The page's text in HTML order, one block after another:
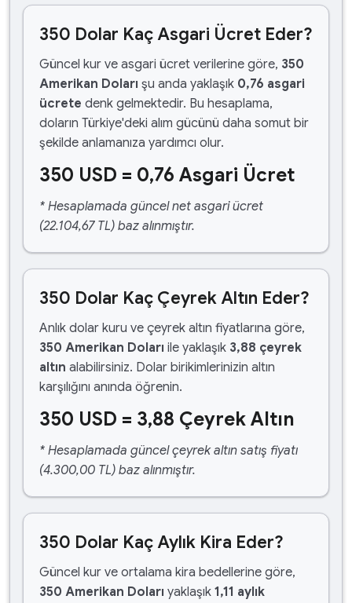
350 Dolar Kaç Asgari Ücret Eder?
Güncel kur ve asgari ücret verilerine göre, 350
Amerikan Doları şu anda yaklaşık 0,76 asgari
ücrete denk gelmektedir. Bu hesaplama,
doların Türkiye'deki alım gücünü daha somut bir
şekilde anlamanıza yardımcı olur.
350 USD = 0,76 Asgari Ücret
* Hesaplamada güncel net asgari ücret
(22.104,67 TL) baz alınmıştır.
350 Dolar Kaç Çeyrek Altın Eder?
Anlık dolar kuru ve çeyrek altın fiyatlarına göre,
350 Amerikan Doları ile yaklaşık 3,88 çeyrek
altın alabilirsiniz. Dolar birikimlerinizin altın
karşılığını anında öğrenin.
350 USD = 3,88 Çeyrek Altın
* Hesaplamada güncel çeyrek altın satış fiyatı
(4.300,00 TL) baz alınmıştır.
350 Dolar Kaç Aylık Kira Eder?
Güncel kur ve ortalama kira bedellerine göre,
350 Amerikan Doları yaklaşık 1,11 aylık